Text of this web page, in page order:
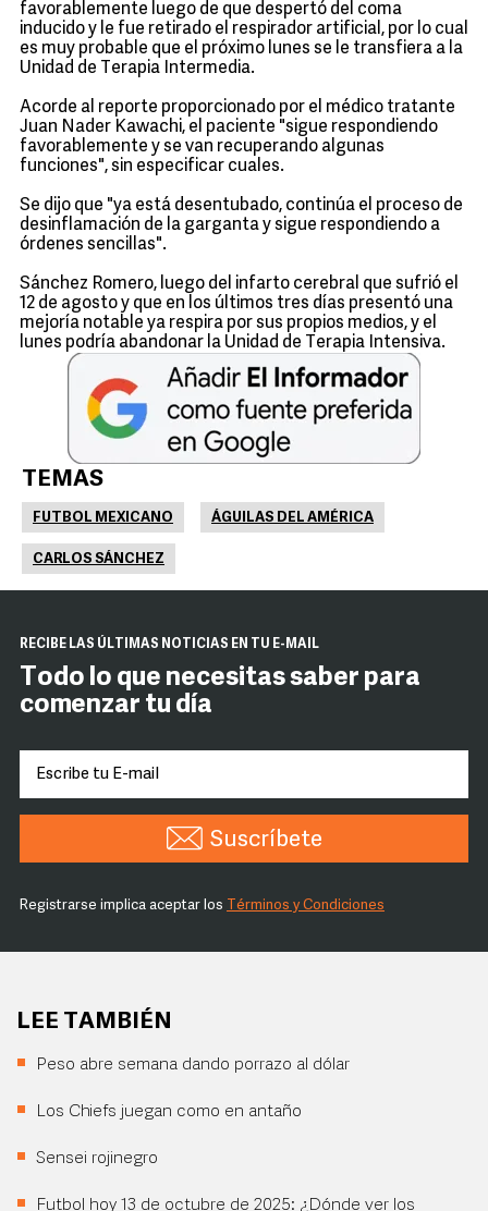
favorablemente luego de que despertó del coma
inducido y le fue retirado el respirador artificial, por lo cual
es muy probable que el próximo lunes se le transfiera a la
Unidad de Terapia Intermedia.
Acorde al reporte proporcionado por el médico tratante
Juan Nader Kawachi, el paciente "sigue respondiendo
favorablemente y se van recuperando algunas
funciones", sin especificar cuales.
Se dijo que "ya está desentubado, continúa el proceso de
desinflamación de la garganta y sigue respondiendo a
órdenes sencillas".
Sánchez Romero, luego del infarto cerebral que sufrió el
12 de agosto y que en los últimos tres días presentó una
mejoría notable ya respira por sus propios medios, y el
lunes podría abandonar la Unidad de Terapia Intensiva.
TEMAS
FUTBOL MEXICANO ÁGUILAS DEL AMÉRICA
CARLOS SÁNCHEZ
RECIBE LAS ÚLTIMAS NOTICIAS EN TU E-MAIL
Todo lo que necesitas saber para
comenzar tu día
Suscríbete
Registrarse implica aceptar los Términos y Condiciones
LEE TAMBIÉN
Peso abre semana dando porrazo al dólar
Los Chiefs juegan como en antaño
Sensei rojinegro
Futbol hoy 13 de octubre de 2025: ¿Dónde ver los